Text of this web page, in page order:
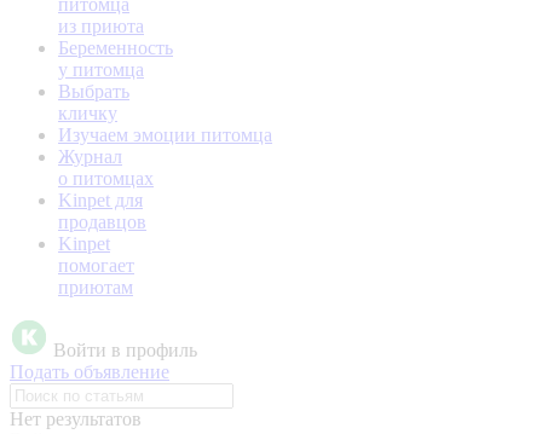
питомца
из приюта
Беременность
у питомца
Выбрать
кличку
Изучаем эмоции питомца
Журнал
о питомцах
Kinpet для
продавцов
Kinpet
помогает
приютам
Войти в профиль
Подать объявление
Нет результатов